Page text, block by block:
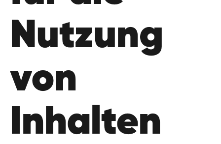
Nutzung
von
Inhalten